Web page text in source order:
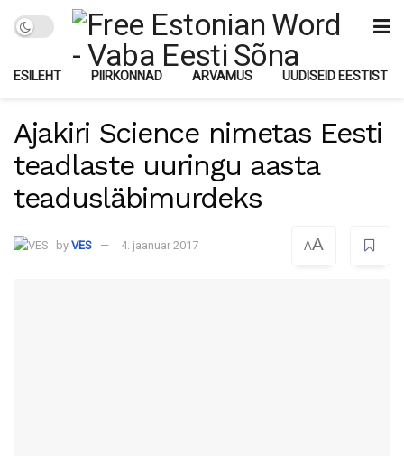
ESILEHT PIIRKONNAD ARVAMUS UUDISEID EESTIST
Ajakiri Science nimetas Eesti
teadlaste uuringu aasta
teadusläbimurdeks
by VES 4. jaanuar 2017 AA